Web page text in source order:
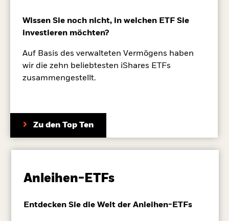
Wissen Sie noch nicht, in welchen ETF Sie
investieren möchten?
Auf Basis des verwalteten Vermögens haben
wir die zehn beliebtesten iShares ETFs
zusammengestellt.
Zu den Top Ten
Anleihen-ETFs
Entdecken Sie die Welt der Anleihen-ETFs